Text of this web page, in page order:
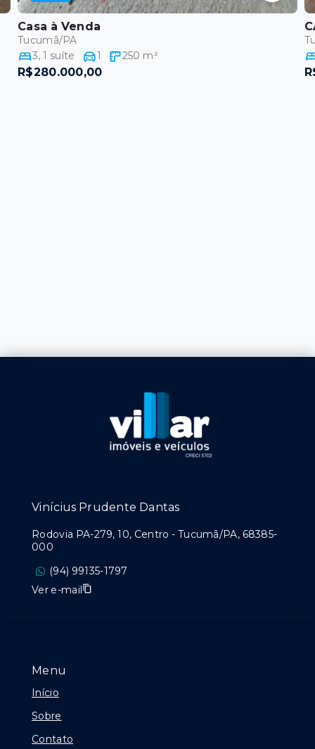
Casa à Venda
Tucumã/PA
3,1 suíte 1 250 m²
R$280.000,00
Menu
Início
Sobre
Contato
Vinícius Prudente Dantas
Rodovia PA-279, 10, Centro - Tucumã/PA, 68385-
000
(94) 99135-1797
Ver e-mail